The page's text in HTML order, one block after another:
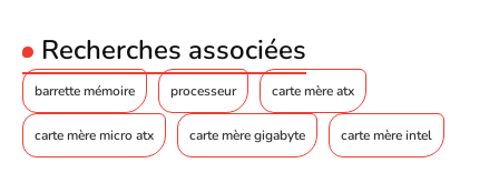
Nombre d'unités de
stockage pris en charge
7
Support RAID
Oui
Niveaux RAID
0, 1, 5, 10
Recherches associées
barrette mémoire processeur carte mère atx
carte mère micro atx carte mère gigabyte carte mère intel